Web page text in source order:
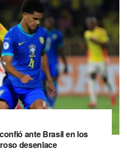
ante Brasil en los
desenlace